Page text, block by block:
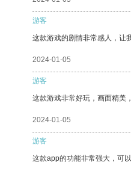
游客
这款游戏的剧情非常感人，让
2024-01-05
游客
这款游戏非常好玩，画面精美
2024-01-05
游客
这款app的功能非常强大，可